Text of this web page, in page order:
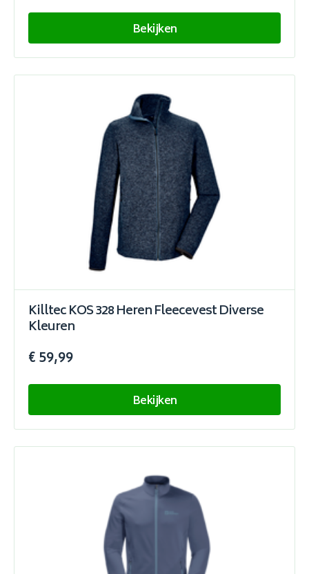
Bekijken
Killtec KOS 328 Heren Fleecevest Diverse
Kleuren
€ 59,99
Bekijken